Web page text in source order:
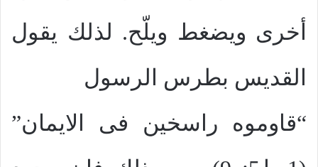
أخرى ويضغط ويلّح. لذلك يقول
القديس بطرس الرسول
“قاوموه راسخين فى الايمان”